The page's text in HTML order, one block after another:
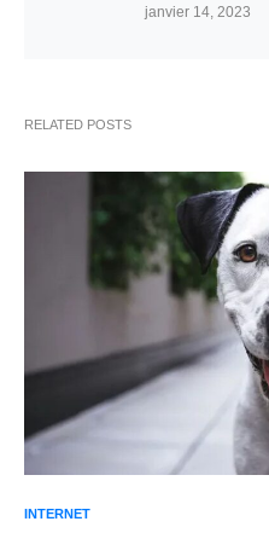
janvier 14, 2023
RELATED POSTS
INTERNET